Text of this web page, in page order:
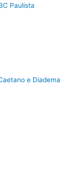
Paulista
e Diadema